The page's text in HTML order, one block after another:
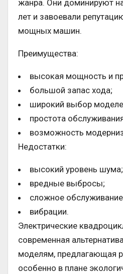
жанра. Они доминируют
лет и завоевали
мощных машин.
Преимущества:
высокая мощность и
большой запас хода;
широкий выбор
простота
возможность
Недостатки:
высокий уровень шума;
вредные выбросы;
сложное
вибрации.
Электрические
современная
моделям, предлагающая
особенно в плане